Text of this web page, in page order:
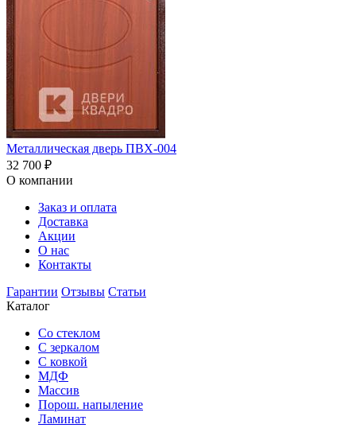
Металлическая дверь ПВХ-004
32 700 ₽
О компании
Заказ и оплата
Доставка
Акции
О нас
Контакты
Гарантии Отзывы Статьи
Каталог
Со стеклом
С зеркалом
С ковкой
МДФ
Массив
Порош. напыление
Ламинат